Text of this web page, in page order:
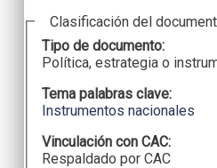
Clasificación del
Tipo de documento:
Política, estrategia o
Tema palabras clave:
Instrumentos nacionales
Vinculación con CAC:
Respaldado por CAC